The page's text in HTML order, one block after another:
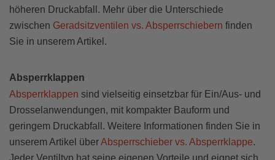
höheren Druckabfall. Mehr über die Unterschiede
zwischen Geradsitzventilen vs. Absperrschiebern finden
Sie in unserem Artikel.
Absperrklappen
Absperrklappen sind vielseitig einsetzbar für Ein/Aus- und
Drosselanwendungen, mit kompakter Bauform und
geringem Druckabfall. Weitere Informationen finden Sie in
unserem Artikel überAbsperrschieber vs. Absperrklappe.
Jeder Ventiltyp hat seine eigenen Vorteile und eignet sich